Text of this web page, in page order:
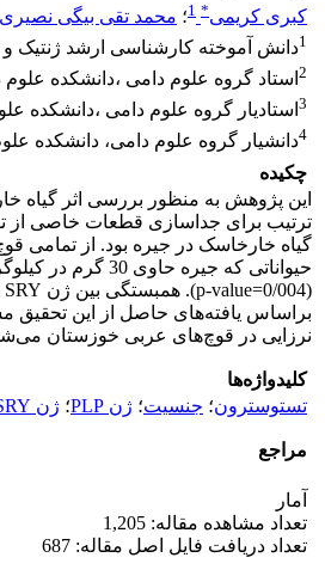
کبری کریمی*
1؛ محمد تقی بیگی نصیری
1دانش آموخته کارشناسی ارشد ژنتیک و
2 استاد گروه علوم دامی ،دانشکده
3 استادیار گروه علوم دامی ،دانشکده
4دانشیار گروه علوم دامی، دانشکده
چکیده
نرزایی در قوچ‌های عربی خوزستان
کلیدواژه‌ها
تستوسترون؛ جنسیت؛ ژن PLP ؛ ژن SRY
مراجع
آمار
تعداد مشاهده مقاله: 1,205
تعداد دریافت فایل اصل مقاله: 687